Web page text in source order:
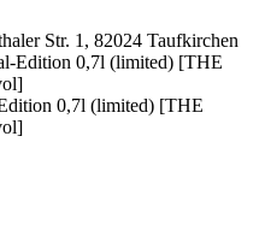
Str. 1, 82024 Taufkirchen
0,7l (limited) [THE